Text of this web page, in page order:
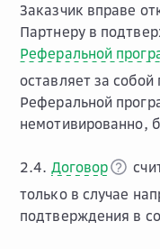
Заказчик вправе
Партнеру в
Реферальной
оставляет за собой
Реферальной
немотивированно,
2.4. Договор
только в случае
подтверждения в